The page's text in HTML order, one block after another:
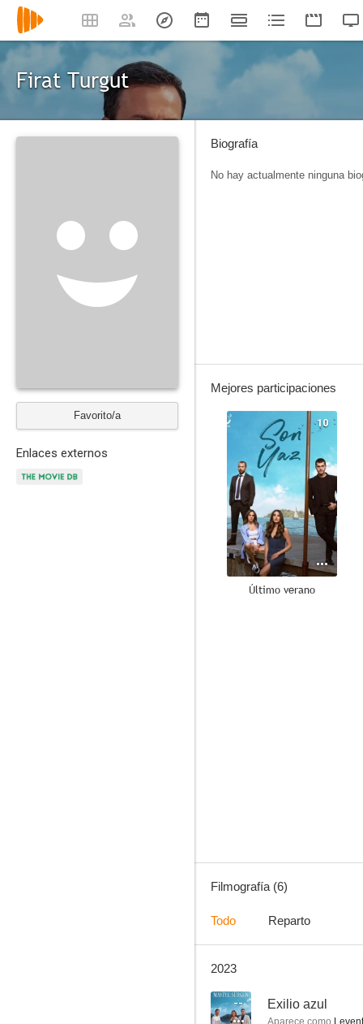
Firat Turgut
Favorito/a
Enlaces externos
Biografía
No hay actualmente ninguna
Mejores participaciones
10
Último verano
Filmografía (6)
Todo Reparto
2023
-- Exilio azul
Aparece como Levent